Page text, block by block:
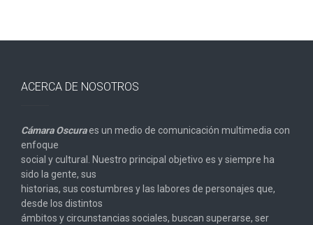
ACERCA DE NOSOTROS
Cámara Oscuraes un medio de comunicación multimedia con
enfoque
social y cultural. Nuestro principal objetivo es y siempre ha
sido la gente, sus
historias, sus costumbres y las labores de personajes que,
desde los distintos
ámbitos y circunstancias sociales, buscan superarse, ser